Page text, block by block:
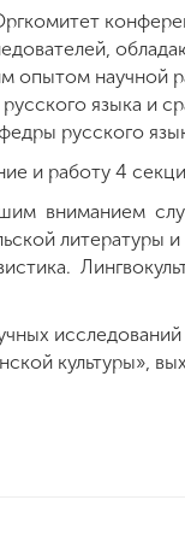
опытом научной
языка и
русского
и работу 4
вниманием
литературы
культуры»,